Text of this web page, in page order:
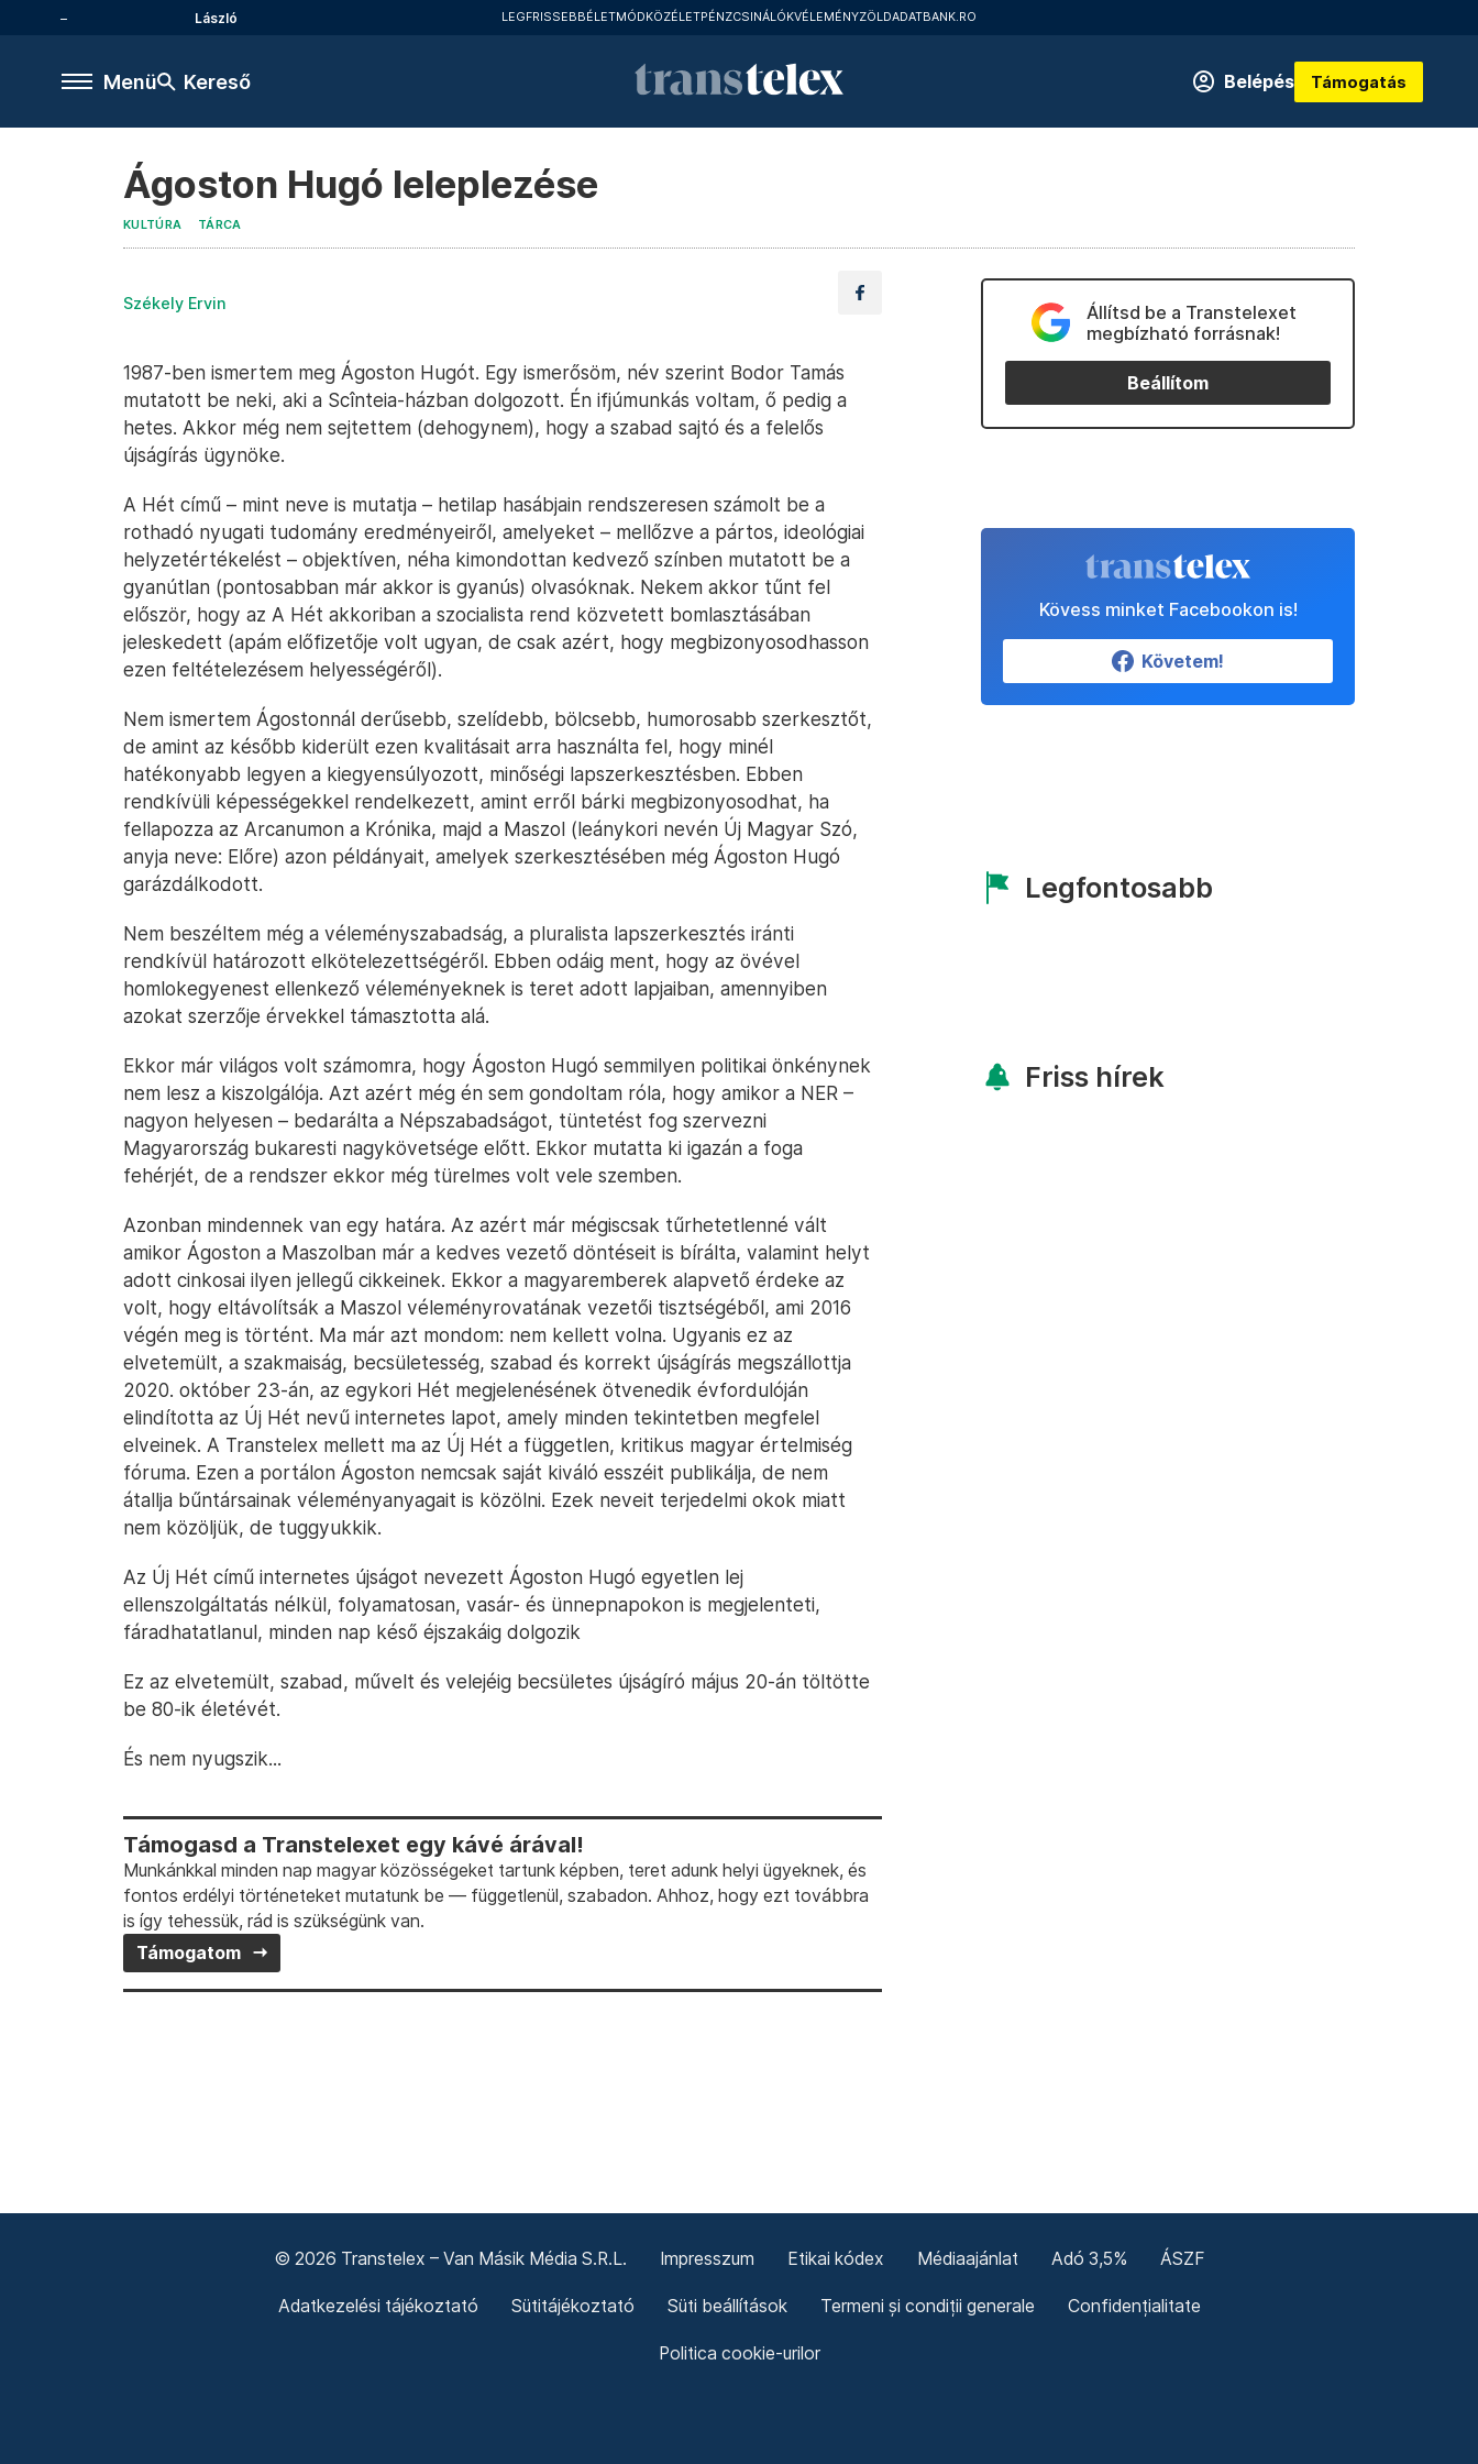
László LEGFRISSEBBÉLETMÓDKÖZÉLETPÉNZCSINÁLÓKVÉLEMÉNYZÖLDADATBANK.RO
Menü Kereső Belépés Támogatás
Ágoston Hugó leleplezése
KULTÚRA TÁRCA
Székely Ervin
1987-ben ismertem meg Ágoston Hugót. Egy ismerősöm, név szerint Bodor Tamás
mutatott be neki, aki a Scînteia-házban dolgozott. Én ifjúmunkás voltam, ő pedig a
hetes. Akkor még nem sejtettem (dehogynem), hogy a szabad sajtó és a felelős
újságírás ügynöke.
A Hét című – mint neve is mutatja – hetilap hasábjain rendszeresen számolt be a
rothadó nyugati tudomány eredményeiről, amelyeket – mellőzve a pártos, ideológiai
helyzetértékelést – objektíven, néha kimondottan kedvező színben mutatott be a
gyanútlan (pontosabban már akkor is gyanús) olvasóknak. Nekem akkor tűnt fel
először, hogy az A Hét akkoriban a szocialista rend közvetett bomlasztásában
jeleskedett (apám előfizetője volt ugyan, de csak azért, hogy megbizonyosodhasson
ezen feltételezésem helyességéről).
Nem ismertem Ágostonnál derűsebb, szelídebb, bölcsebb, humorosabb szerkesztőt,
de amint az később kiderült ezen kvalitásait arra használta fel, hogy minél
hatékonyabb legyen a kiegyensúlyozott, minőségi lapszerkesztésben. Ebben
rendkívüli képességekkel rendelkezett, amint erről bárki megbizonyosodhat, ha
fellapozza az Arcanumon a Krónika, majd a Maszol (leánykori nevén Új Magyar Szó,
anyja neve: Előre) azon példányait, amelyek szerkesztésében még Ágoston Hugó
garázdálkodott.
Nem beszéltem még a véleményszabadság, a pluralista lapszerkesztés iránti
rendkívül határozott elkötelezettségéről. Ebben odáig ment, hogy az övével
homlokegyenest ellenkező véleményeknek is teret adott lapjaiban, amennyiben
azokat szerzője érvekkel támasztotta alá.
Ekkor már világos volt számomra, hogy Ágoston Hugó semmilyen politikai önkénynek
nem lesz a kiszolgálója. Azt azért még én sem gondoltam róla, hogy amikor a NER –
nagyon helyesen – bedarálta a Népszabadságot, tüntetést fog szervezni
Magyarország bukaresti nagykövetsége előtt. Ekkor mutatta ki igazán a foga
fehérjét, de a rendszer ekkor még türelmes volt vele szemben.
Azonban mindennek van egy határa. Az azért már mégiscsak tűrhetetlenné vált
amikor Ágoston a Maszolban már a kedves vezető döntéseit is bírálta, valamint helyt
adott cinkosai ilyen jellegű cikkeinek. Ekkor a magyaremberek alapvető érdeke az
volt, hogy eltávolítsák a Maszol véleményrovatának vezetői tisztségéből, ami 2016
végén meg is történt. Ma már azt mondom: nem kellett volna. Ugyanis ez az
elvetemült, a szakmaiság, becsületesség, szabad és korrekt újságírás megszállottja
2020. október 23-án, az egykori Hét megjelenésének ötvenedik évfordulóján
elindította az Új Hét nevű internetes lapot, amely minden tekintetben megfelel
elveinek. A Transtelex mellett ma az Új Hét a független, kritikus magyar értelmiség
fóruma. Ezen a portálon Ágoston nemcsak saját kiváló esszéit publikálja, de nem
átallja bűntársainak véleményanyagait is közölni. Ezek neveit terjedelmi okok miatt
nem közöljük, de tuggyukkik.
Az Új Hét című internetes újságot nevezett Ágoston Hugó egyetlen lej
ellenszolgáltatás nélkül, folyamatosan, vasár- és ünnepnapokon is megjelenteti,
fáradhatatlanul, minden nap késő éjszakáig dolgozik
Ez az elvetemült, szabad, művelt és velejéig becsületes újságíró május 20-án töltötte
be 80-ik életévét.
És nem nyugszik...
Támogasd a Transtelexet egy kávé árával!
Munkánkkal minden nap magyar közösségeket tartunk képben, teret adunk helyi ügyeknek, és
fontos erdélyi történeteket mutatunk be — függetlenül, szabadon. Ahhoz, hogy ezt továbbra
is így tehessük, rád is szükségünk van.
Támogatom
Állítsd be a Transtelexet
megbízható forrásnak!
Beállítom
Kövess minket Facebookon is!
Követem!
Legfontosabb
Friss hírek
© 2026 Transtelex – Van Másik Média S.R.L. Impresszum Etikai kódex Médiaajánlat Adó 3,5% ÁSZF
Adatkezelési tájékoztató Sütitájékoztató Süti beállítások Termeni și condiții generale Confidențialitate
Politica cookie-urilor